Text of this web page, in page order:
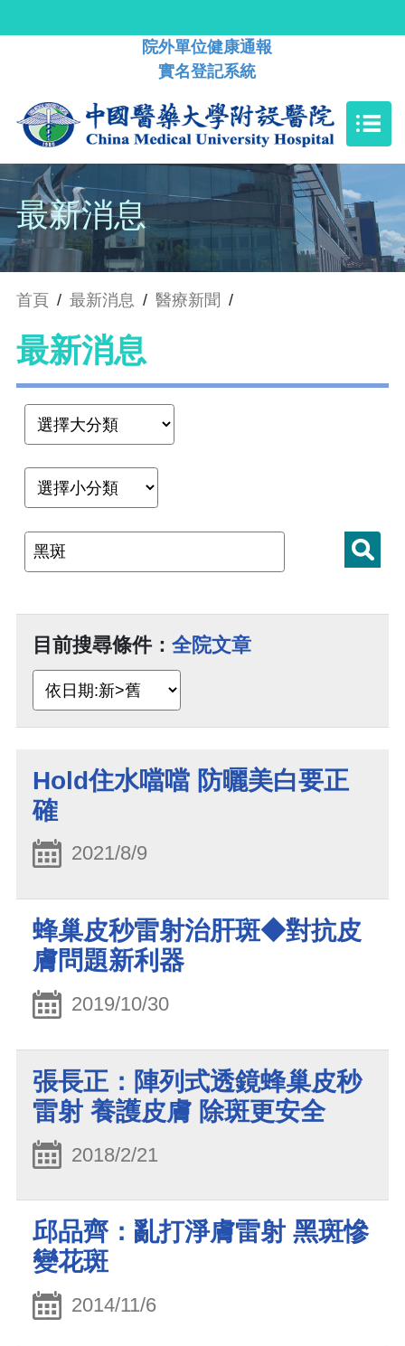
院外單位健康通報
實名登記系統
最新消息
首頁 / 最新消息 / 醫療新聞 /
最新消息
目前搜尋條件： 全院文章
Hold住水噹噹 防曬美白要正
確
2021/8/9
蜂巢皮秒雷射治肝斑◆對抗皮
膚問題新利器
2019/10/30
張長正：陣列式透鏡蜂巢皮秒
雷射 養護皮膚 除斑更安全
2018/2/21
邱品齊：亂打淨膚雷射 黑斑慘
變花斑
2014/11/6